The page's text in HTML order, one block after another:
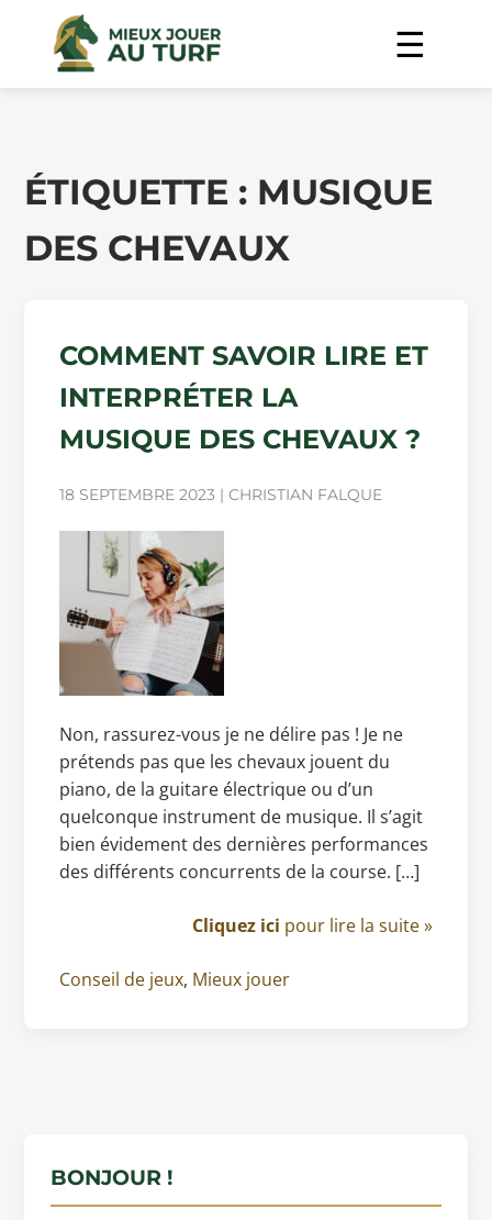
ÉTIQUETTE : MUSIQUE
DES CHEVAUX
COMMENT SAVOIR LIRE ET
INTERPRÉTER LA
MUSIQUE DES CHEVAUX ?
18 SEPTEMBRE 2023 | CHRISTIAN FALQUE
Non, rassurez-vous je ne délire pas ! Je ne
prétends pas que les chevaux jouent du
piano, de la guitare électrique ou d’un
quelconque instrument de musique. Il s’agit
bien évidement des dernières performances
des différents concurrents de la course. […]
Cliquez ici pour lire la suite »
Conseil de jeux, Mieux jouer
BONJOUR !